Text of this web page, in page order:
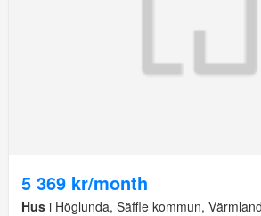
5 369 kr/month
Hus i Höglunda, Säffle kommun,